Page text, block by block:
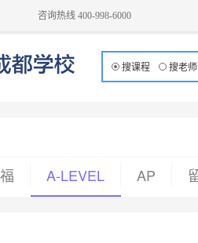
咨询热线 400-998-6000
搜课程 搜老师
A-LEVEL AP